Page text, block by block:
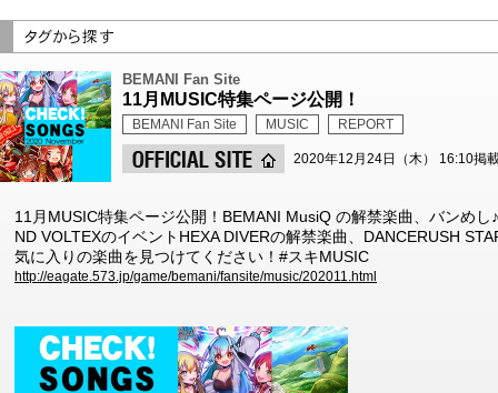
BEMANI Fan Site
11月MUSIC特集ページ公開！
BEMANI Fan Site MUSIC REPORT
2020年12月24日（木） 16:10掲
11月MUSIC特集ページ公開！BEMANI MusiQ の解禁楽曲、バンめ
ND VOLTEXのイベントHEXA DIVERの解禁楽曲、DANCERUSH
気に入りの楽曲を見つけてください！#スキMUSIC
http://eagate.573.jp/game/bemani/fansite/music/202011.html